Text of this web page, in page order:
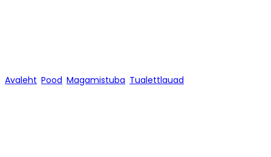
Avaleht Pood Magamistuba Tualettlauad